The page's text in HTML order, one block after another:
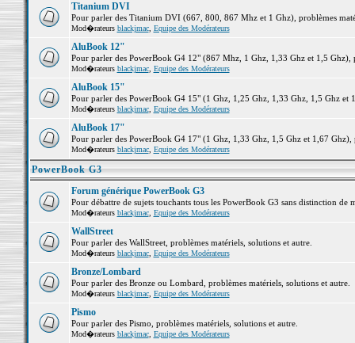
Titanium DVI
Pour parler des Titanium DVI (667, 800, 867 Mhz et 1 Ghz), problèmes
Mod�rateurs blackjmac, Equipe des Modérateurs
AluBook 12"
Pour parler des PowerBook G4 12" (867 Mhz, 1 Ghz, 1,33 Ghz et 1,5 Ghz),
Mod�rateurs blackjmac, Equipe des Modérateurs
AluBook 15"
Pour parler des PowerBook G4 15" (1 Ghz, 1,25 Ghz, 1,33 Ghz, 1,5 Ghz et
Mod�rateurs blackjmac, Equipe des Modérateurs
AluBook 17"
Pour parler des PowerBook G4 17" (1 Ghz, 1,33 Ghz, 1,5 Ghz et 1,67 Ghz),
Mod�rateurs blackjmac, Equipe des Modérateurs
PowerBook G3
Forum générique PowerBook G3
Pour débattre de sujets touchants tous les PowerBook G3 sans distinction de
Mod�rateurs blackjmac, Equipe des Modérateurs
WallStreet
Pour parler des WallStreet, problèmes matériels, solutions et autre.
Mod�rateurs blackjmac, Equipe des Modérateurs
Bronze/Lombard
Pour parler des Bronze ou Lombard, problèmes matériels, solutions et autre.
Mod�rateurs blackjmac, Equipe des Modérateurs
Pismo
Pour parler des Pismo, problèmes matériels, solutions et autre.
Mod�rateurs blackjmac, Equipe des Modérateurs